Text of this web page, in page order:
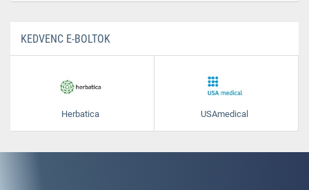
KEDVENC E-BOLTOK
Herbatica USAmedical